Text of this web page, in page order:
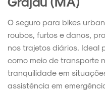
O seguro para bikes
roubos, furtos e danos,
nos trajetos diários. Ideal
como meio de transporte
tranquilidade em
assistência em